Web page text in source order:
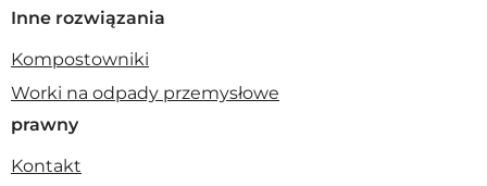
Inne rozwiązania
Kompostowniki
Worki na odpady przemysłowe
prawny
Kontakt